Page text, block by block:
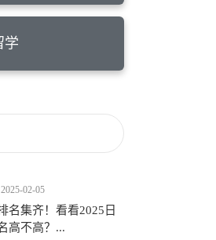
学
2025-02-05
名集齐！看看2025日
高不高？...